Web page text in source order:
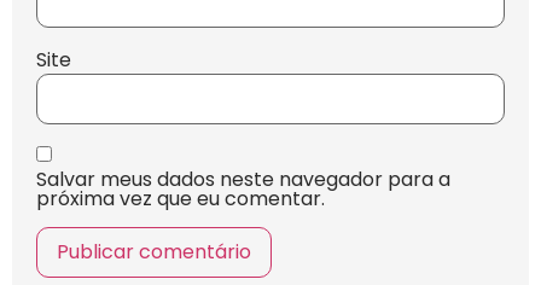
Site
Salvar meus dados neste navegador para a
próxima vez que eu comentar.